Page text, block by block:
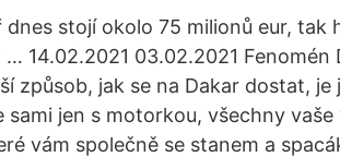
stojí okolo 75 milionů eur, tak
14.02.2021 03.02.2021 Fenomén
způsob, jak se na Dakar dostat,
jen s motorkou, všechny
vám společně se stanem a